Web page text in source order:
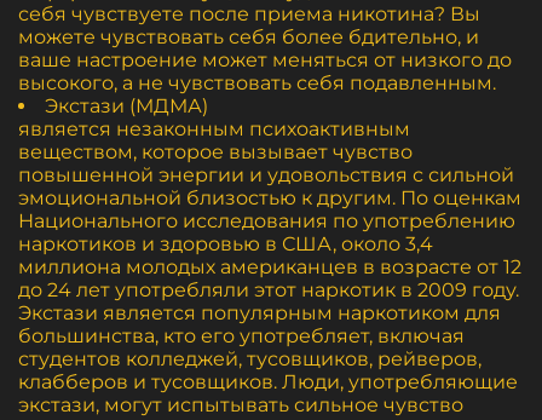
себя чувствуете после приема никотина? Вы
можете чувствовать себя более бдительно, и
ваше настроение может меняться от низкого до
высокого, а не чувствовать себя подавленным.
Экстази (МДМА)
является незаконным психоактивным
веществом, которое вызывает чувство
повышенной энергии и удовольствия с сильной
эмоциональной близостью к другим. По оценкам
Национального исследования по употреблению
наркотиков и здоровью в США, около 3,4
миллиона молодых американцев в возрасте от 12
до 24 лет употребляли этот наркотик в 2009 году.
Экстази является популярным наркотиком для
большинства, кто его употребляет, включая
студентов колледжей, тусовщиков, рейверов,
клабберов и тусовщиков. Люди, употребляющие
экстази, могут испытывать сильное чувство